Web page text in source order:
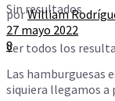
Sin resultados
Ver todos los
porWilliam
27 mayo 2022
8
Las hamburguesas
siquiera llegamos a